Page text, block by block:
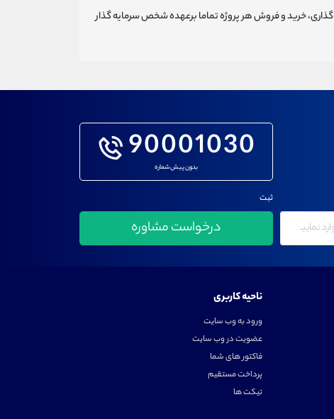
خرید و فروش هر پروژه تماما برعهده شخص سرمایه گذار
90001030
بدون پیش شماره
ثبت
ناحیه کاربری
ورود به وب سایت
عضویت در وب سایت
فاکتور های شما
پرداخت مستقیم
تیکت ها